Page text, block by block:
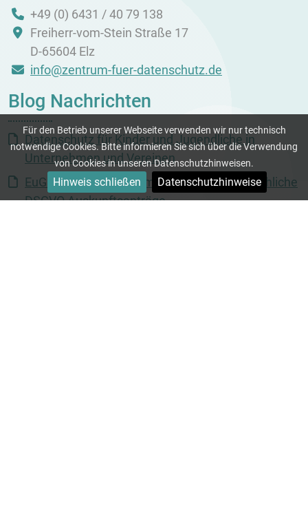
Für den Betrieb unserer Webseite verwenden wir nur technisch
notwendige Cookies. Bitte informieren Sie sich über die Verwendung
von Cookies in unseren Datenschutzhinweisen.
Hinweis schließen Datenschutzhinweise
+49 (0) 6431 / 40 79 138
Freiherr-vom-Stein Straße 17
D-65604 Elz
info@zentrum-fuer-datenschutz.de
Blog Nachrichten
Datenschutz für Kinder und Jugendliche in
Unternehmen und Vereinen
EuGH stärkt Unternehmen gegen missbräuchliche
DSGVO Auskunftsanträge